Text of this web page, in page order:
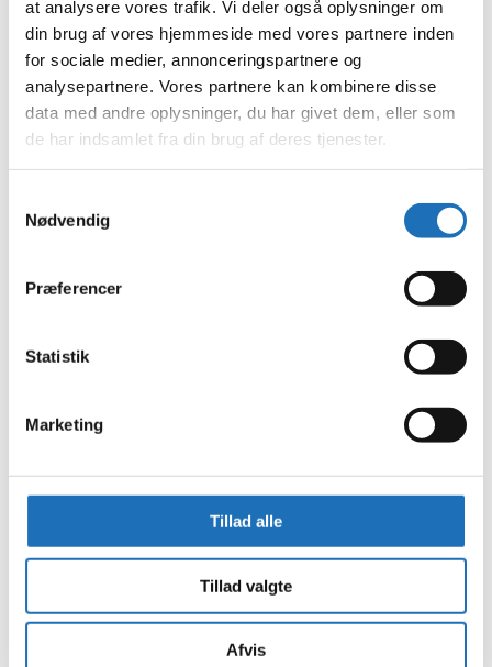
at analysere vores trafik. Vi deler også oplysninger om
din brug af vores hjemmeside med vores partnere inden
for sociale medier, annonceringspartnere og
analysepartnere. Vores partnere kan kombinere disse
data med andre oplysninger, du har givet dem, eller som
de har indsamlet fra din brug af deres tjenester.
Nødvendig
Præferencer
Statistik
Marketing
Tillad alle
Tillad valgte
Afvis
februar 2025
januar 2025
december 2024
november 2024
oktober 2024
september 2024
juli 2024
juni 2024
februar 2024
november 2023
juli 2023
april 2023
december 2022
november 2022
august 2022
maj 2022